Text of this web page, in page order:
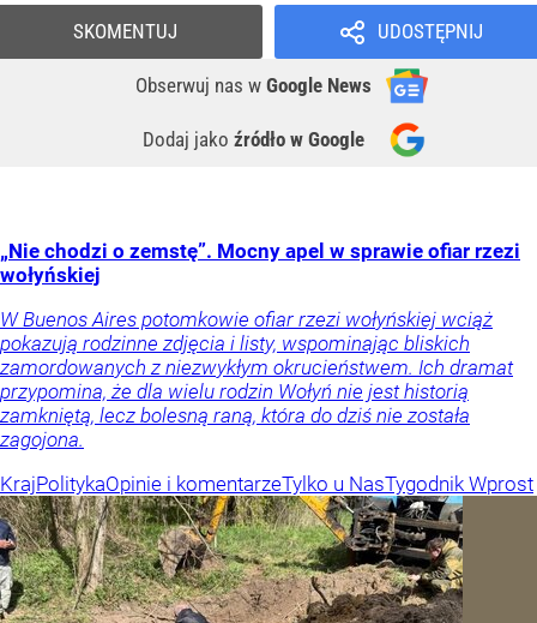
UDOSTĘPNIJ
Obserwuj nas w Google News
Dodaj jako źródło w Google
SKOMENTUJ
„Nie chodzi o zemstę”. Mocny apel w sprawie ofiar rzezi
wołyńskiej
W Buenos Aires potomkowie ofiar rzezi wołyńskiej wciąż
pokazują rodzinne zdjęcia i listy, wspominając bliskich
zamordowanych z niezwykłym okrucieństwem. Ich dramat
przypomina, że dla wielu rodzin Wołyń nie jest historią
zamkniętą, lecz bolesną raną, która do dziś nie została
zagojona.
KrajPolitykaOpinie i komentarzeTylko u NasTygodnik Wprost